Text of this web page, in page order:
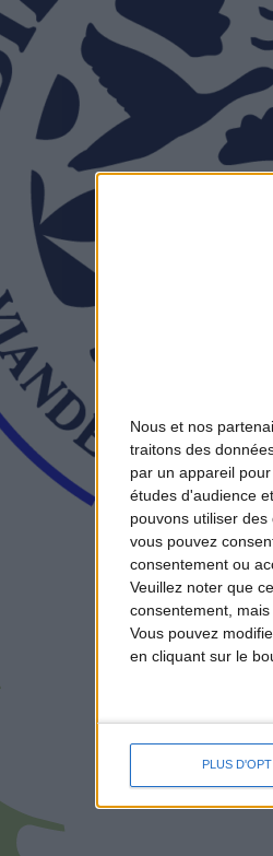
Nous et nos
traitons des
par un appareil
études d'audience
pouvons utiliser
vous pouvez
consentement ou
Veuillez noter que
consentement,
Vous pouvez
en cliquant sur le
PLUS